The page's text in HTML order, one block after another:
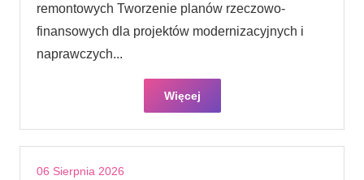
remontowych Tworzenie planów rzeczowo-
finansowych dla projektów modernizacyjnych i
naprawczych...
Więcej
06 Sierpnia 2026